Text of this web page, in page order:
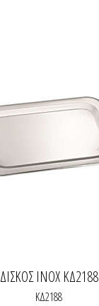
ΔΙΣΚΟΣ INOX ΚΔ2188
ΚΔ2188